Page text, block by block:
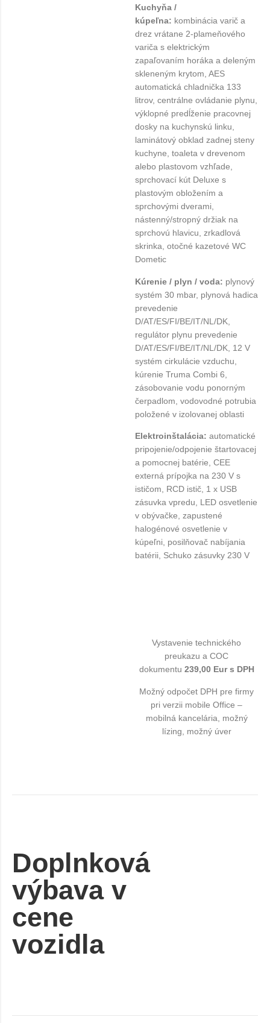
Kuchyňa /
kúpeľna: kombinácia varič a
drez vrátane 2-plameňového
variča s elektrickým
zapaľovaním horáka a deleným
skleneným krytom, AES
automatická chladnička 133
litrov, centrálne ovládanie plynu,
výklopné predĺženie pracovnej
dosky na kuchynskú linku,
laminátový obklad zadnej steny
kuchyne, toaleta v drevenom
alebo plastovom vzhľade,
sprchovací kút Deluxe s
plastovým obložením a
sprchovými dverami,
nástenný/stropný držiak na
sprchovú hlavicu, zrkadlová
skrinka, otočné kazetové WC
Dometic
Kúrenie / plyn / voda: plynový
systém 30 mbar, plynová hadica
prevedenie
D/AT/ES/FI/BE/IT/NL/DK,
regulátor plynu prevedenie
D/AT/ES/FI/BE/IT/NL/DK, 12 V
systém cirkulácie vzduchu,
kúrenie Truma Combi 6,
zásobovanie vodu ponorným
čerpadlom, vodovodné potrubia
položené v izolovanej oblasti
Elektroinštalácia: automatické
pripojenie/odpojenie štartovacej
a pomocnej batérie, CEE
externá prípojka na 230 V s
ističom, RCD istič, 1 x USB
zásuvka vpredu, LED osvetlenie
v obývačke, zapustené
halogénové osvetlenie v
kúpeľni, posilňovač nabíjania
batérii, Schuko zásuvky 230 V
Vystavenie technického
preukazu a COC
dokumentu 239,00 Eur s DPH
Možný odpočet DPH pre firmy
pri verzii mobile Office –
mobilná kancelária, možný
lízing, možný úver
Doplnková
výbava v
cene
vozidla